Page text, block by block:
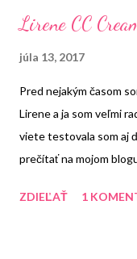
Lirene CC
júla 13, 2017
Pred nejakým časom
Lirene a ja som veľmi
viete testovala som aj
prečítať na mojom
Pred týmto produktom
ZDIEĽAŤ 1